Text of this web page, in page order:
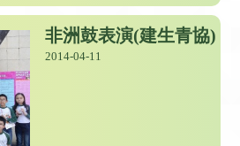
非洲鼓表演(建生青協)
2014-04-11